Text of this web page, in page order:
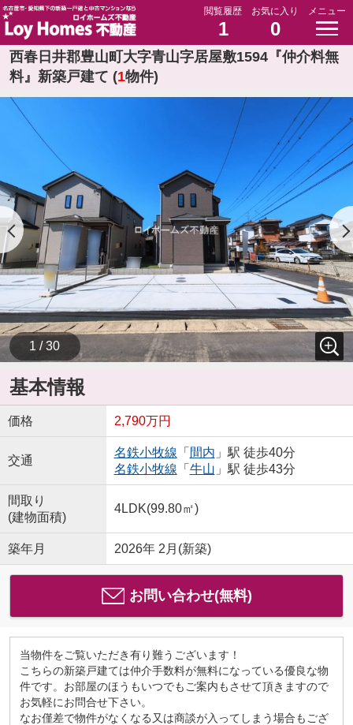
閲覧履歴
1
お気に入り
0
メニュー
西春日井郡豊山町大字青山字居屋敷1594『仲介料無
料』新築戸建て (1物件)
1 / 30
基本情報
価格 2,790万円
交通
名鉄小牧線 「 間内 」駅 徒歩40分
名鉄小牧線 「 牛山 」駅 徒歩43分
間取り
(建物面積)
4LDK(99.80㎡)
築年月 2026年 2月(新築)
お問い合わせ(無料)
当物件をご覧いただき有り難うございます！
こちらの新築戸建ては仲介手数料が無料になっている優良な物
件です。お部屋のほうもいつでもご案内もさせて頂きますので
お気軽にお問合せ下さい。
なお僅差で物件がなくなる又は商談が入ってしまう場合もござ